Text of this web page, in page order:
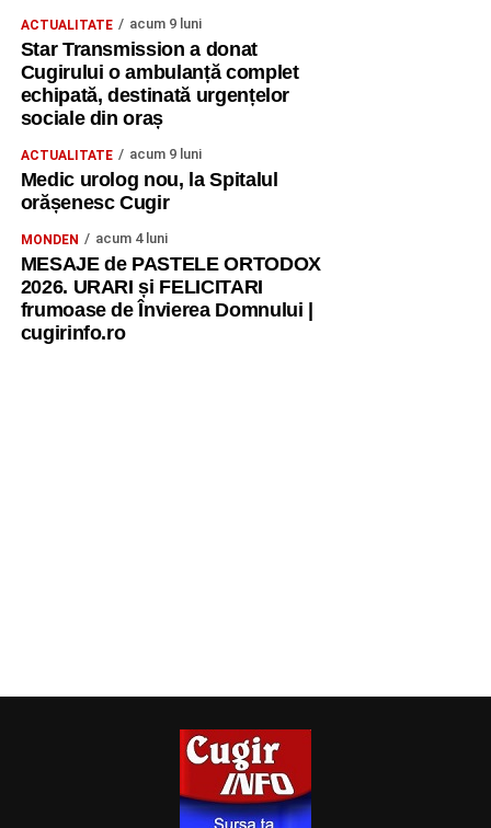
ACTUALITATE acum 9 luni
Star Transmission a donat
Cugirului o ambulanță complet
echipată, destinată urgențelor
sociale din oraș
ACTUALITATE acum 9 luni
Medic urolog nou, la Spitalul
orășenesc Cugir
MONDEN acum 4 luni
MESAJE de PASTELE ORTODOX
2026. URARI și FELICITARI
frumoase de Învierea Domnului |
cugirinfo.ro